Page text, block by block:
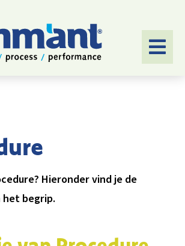
TOEPASSINGEN
Hieronder vind je de
het begrip.